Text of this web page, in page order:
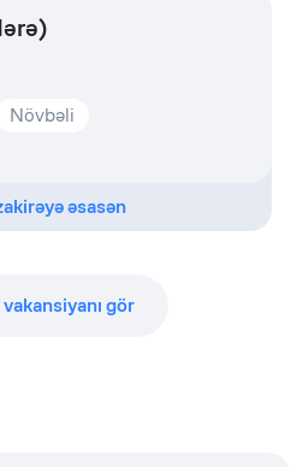
Növbəli
əsasən
vakansiyanı gör